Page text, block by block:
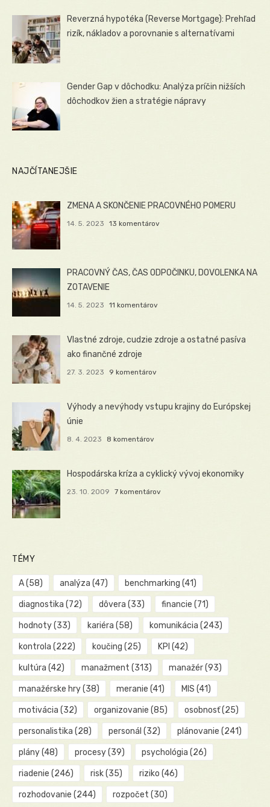
Reverzná hypotéka (Reverse Mortgage): Prehľad
rizík, nákladov a porovnanie s alternatívami
Gender Gap v dôchodku: Analýza príčin nižších
dôchodkov žien a stratégie nápravy
NAJČÍTANEJŠIE
ZMENA A SKONČENIE PRACOVNÉHO POMERU
14. 5. 2023 13 komentárov
PRACOVNÝ ČAS, ČAS ODPOČINKU, DOVOLENKA NA
ZOTAVENIE
14. 5. 2023 11 komentárov
Vlastné zdroje, cudzie zdroje a ostatné pasíva
ako finančné zdroje
27. 3. 2023 9 komentárov
Výhody a nevýhody vstupu krajiny do Európskej
únie
8. 4. 2023 8 komentárov
Hospodárska kríza a cyklický vývoj ekonomiky
23. 10. 2009 7 komentárov
TÉMY
A(58) analýza (47) benchmarking (41)
diagnostika (72) dôvera (33) financie (71)
hodnoty(33) kariéra (58) komunikácia (243)
kontrola (222) koučing (25) KPI (42)
kultúra (42) manažment (313) manažér(93)
manažérske hry(38) meranie (41) MIS (41)
motivácia (32) organizovanie (85) osobnosť(25)
personalistika (28) personál (32) plánovanie (241)
plány(48) procesy(39) psychológia (26)
riadenie (246) risk(35) riziko (46)
rozhodovanie (244) rozpočet (30)